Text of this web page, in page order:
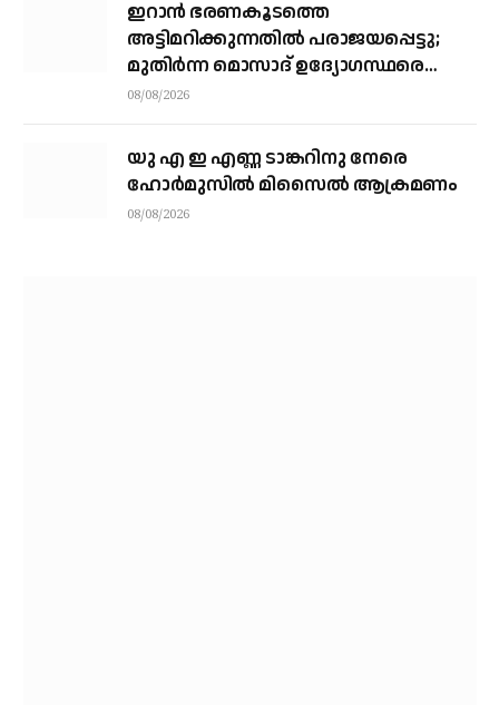
ഇറാന്‍ ഭരണകൂടത്തെ
അട്ടിമറിക്കുന്നതില്‍ പരാജയപ്പെട്ടു;
മുതിര്‍ന്ന മൊസാദ് ഉദ്യോഗസ്ഥരെ
പിരിച്ചുവിട്ടു
08/08/2026
യു എ ഇ എണ്ണ ടാങ്കറിനു നേരെ
ഹോര്‍മുസില്‍ മിസൈല്‍ ആക്രമണം
08/08/2026